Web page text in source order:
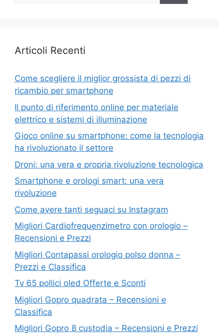
Articoli Recenti
Come scegliere il miglior grossista di pezzi di
ricambio per smartphone
Il punto di riferimento online per materiale
elettrico e sistemi di illuminazione
Gioco online su smartphone: come la tecnologia
ha rivoluzionato il settore
Droni: una vera e propria rivoluzione tecnologica
Smartphone e orologi smart: una vera
rivoluzione
Come avere tanti seguaci su Instagram
Migliori Cardiofrequenzimetro con orologio –
Recensioni e Prezzi
Migliori Contapassi orologio polso donna –
Prezzi e Classifica
Tv 65 pollici oled Offerte e Sconti
Migliori Gopro quadrata – Recensioni e
Classifica
Migliori Gopro 8 custodia – Recensioni e Prezzi